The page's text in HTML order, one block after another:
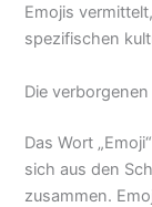
Emojis
spezifischen
Die
Das Wort
sich aus den
zusammen.